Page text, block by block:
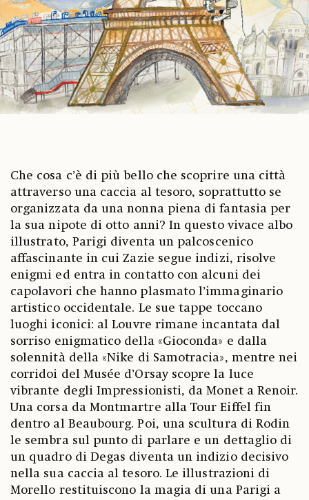
Che cosa c’è di più bello che scoprire una città
attraverso una caccia al tesoro, soprattutto se
organizzata da una nonna piena di fantasia per
la sua nipote di otto anni? In questo vivace albo
illustrato, Parigi diventa un palcoscenico
affascinante in cui Zazie segue indizi, risolve
enigmi ed entra in contatto con alcuni dei
capolavori che hanno plasmato l’immaginario
artistico occidentale. Le sue tappe toccano
luoghi iconici: al Louvre rimane incantata dal
sorriso enigmatico della «Gioconda» e dalla
solennità della «Nike di Samotracia», mentre nei
corridoi del Musée d’Orsay scopre la luce
vibrante degli Impressionisti, da Monet a Renoir.
Una corsa da Montmartre alla Tour Eiffel fin
dentro al Beaubourg. Poi, una scultura di Rodin
le sembra sul punto di parlare e un dettaglio di
un quadro di Degas diventa un indizio decisivo
nella sua caccia al tesoro. Le illustrazioni di
Morello restituiscono la magia di una Parigi a